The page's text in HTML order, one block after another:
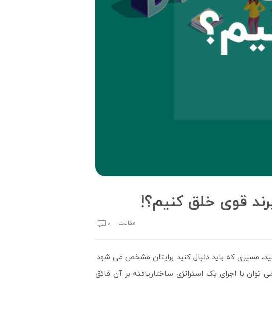
قوی خلق کنیم؟!
مقالات 0
مسیری که باید دنبال کنید برایتان مشخص می شود.
با اجرای یک استراتژی ساختاریافته بر آن فائق